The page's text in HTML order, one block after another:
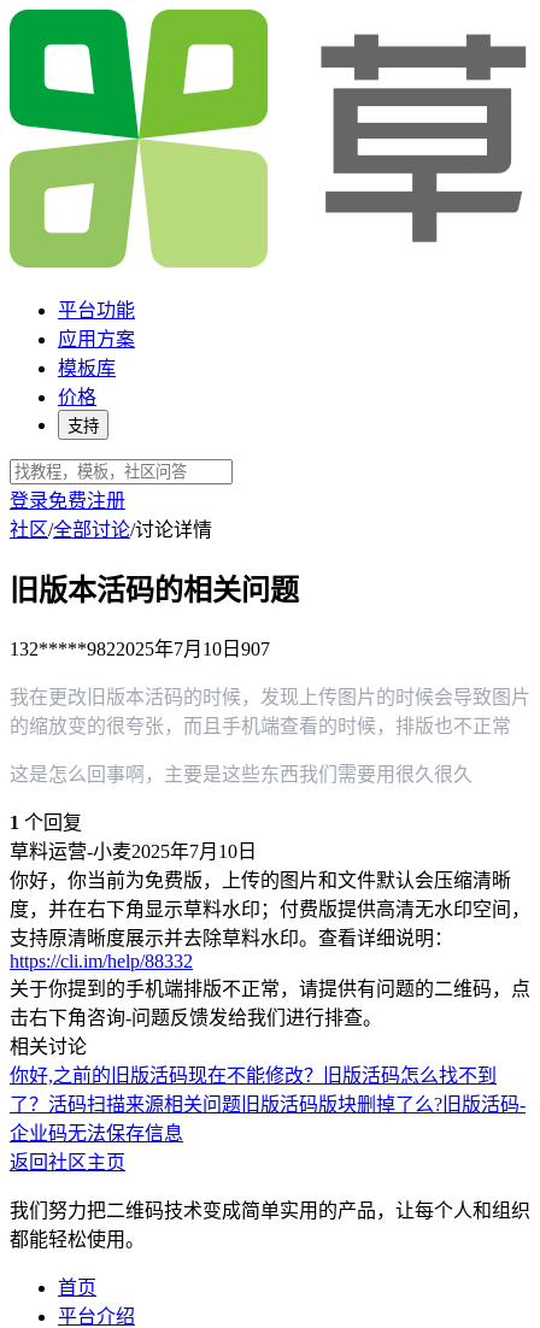
平台功能
应用方案
模板库
价格
支持
登录免费注册
社区/全部讨论/讨论详情
旧版本活码的相关问题
132*****9822025年7月10日 907
我在更改旧版本活码的时候，发现上传图片的时候会导致图片
的缩放变的很夸张，而且手机端查看的时候，排版也不正常
这是怎么回事啊，主要是这些东西我们需要用很久很久
1 个回复
草料运营-小麦2025年7月10日
你好，你当前为免费版，上传的图片和文件默认会压缩清晰
度，并在右下角显示草料水印；付费版提供高清无水印空间，
支持原清晰度展示并去除草料水印。查看详细说明：
https://cli.im/help/88332
关于你提到的手机端排版不正常，请提供有问题的二维码，点
击右下角咨询-问题反馈发给我们进行排查。
相关讨论
你好,之前的旧版活码现在不能修改？
旧版活码怎么找不到
了？ 活码扫描来源相关问题 旧版活码版块删掉了么? 旧版活码-
企业码无法保存信息
返回社区主页
我们努力把二维码技术变成简单实用的产品，让每个人和组织
都能轻松使用。
首页
平台介绍